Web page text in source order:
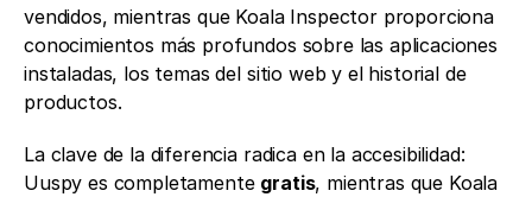
vendidos, mientras que Koala Inspector proporciona
conocimientos más profundos sobre las aplicaciones
instaladas, los temas del sitio web y el historial de
productos.
La clave de la diferencia radica en la accesibilidad:
Uuspy es completamente gratis, mientras que Koala